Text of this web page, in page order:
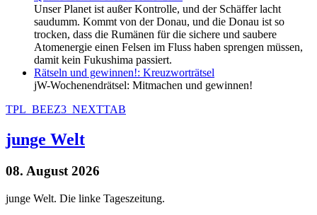
Unser Planet ist außer Kontrolle, und der Schäffer lacht
saudumm. Kommt von der Donau, und die Donau ist so
trocken, dass die Rumänen für die sichere und saubere
Atomenergie einen Felsen im Fluss haben sprengen müssen,
damit kein Fukushima passiert.
Rätseln und gewinnen!: Kreuzworträtsel
jW-Wochenendrätsel: Mitmachen und gewinnen!
TPL_BEEZ3_NEXTTAB
junge Welt
08. August 2026
junge Welt. Die linke Tageszeitung.